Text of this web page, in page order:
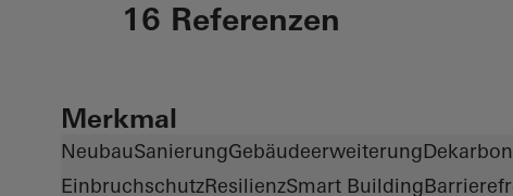
16 Referenzen
Merkmal
NeubauSanierungGebäudeerweiterung
EinbruchschutzResilienzSmart Building